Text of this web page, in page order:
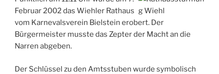
Februar 2002 das Wiehler Rathaus
vom Karnevalsverein Bielstein erobert. Der
Bürgermeister musste das Zepter der Macht an die
Narren abgeben.
Der Schlüssel zu den Amtsstuben wurde symbolisch